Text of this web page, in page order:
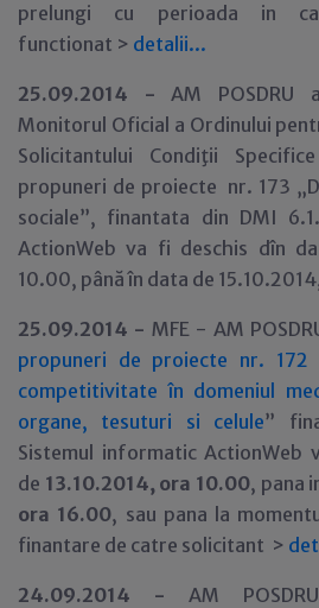
prelungi cu perioada in
functionat > detalii...
25.09.2014 -AM POSDRU
Monitorul Oficial a Ordinului
Solicitantului Condiţii
propuneri de proiecte nr. 173
sociale”, finantata din DMI
ActionWeb va fi deschis dîn
10.00, până în data de
25.09.2014 - MFE - AM
propuneri de proiecte nr. 172
competitivitate în domeniul
organe, tesuturi si celule”
Sistemul informatic ActionWeb
de 13.10.2014, ora 10.00, pana
ora 16.00, sau pana la
finantare de catre solicitant >
24.09.2014 - AM